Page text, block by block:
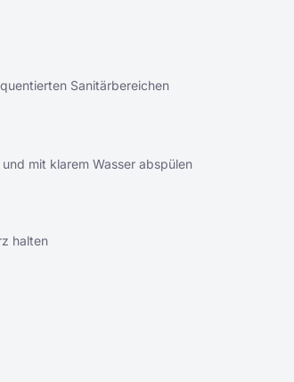
Sanitärbereichen
mit klarem Wasser abspülen
halten